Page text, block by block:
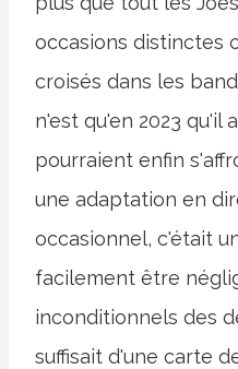
occasions distinctes
croisés dans les
n'est qu'en 2023 qu'il
pourraient enfin
une adaptation en
occasionnel, c'était
facilement être
inconditionnels des
suffisait d'une carte